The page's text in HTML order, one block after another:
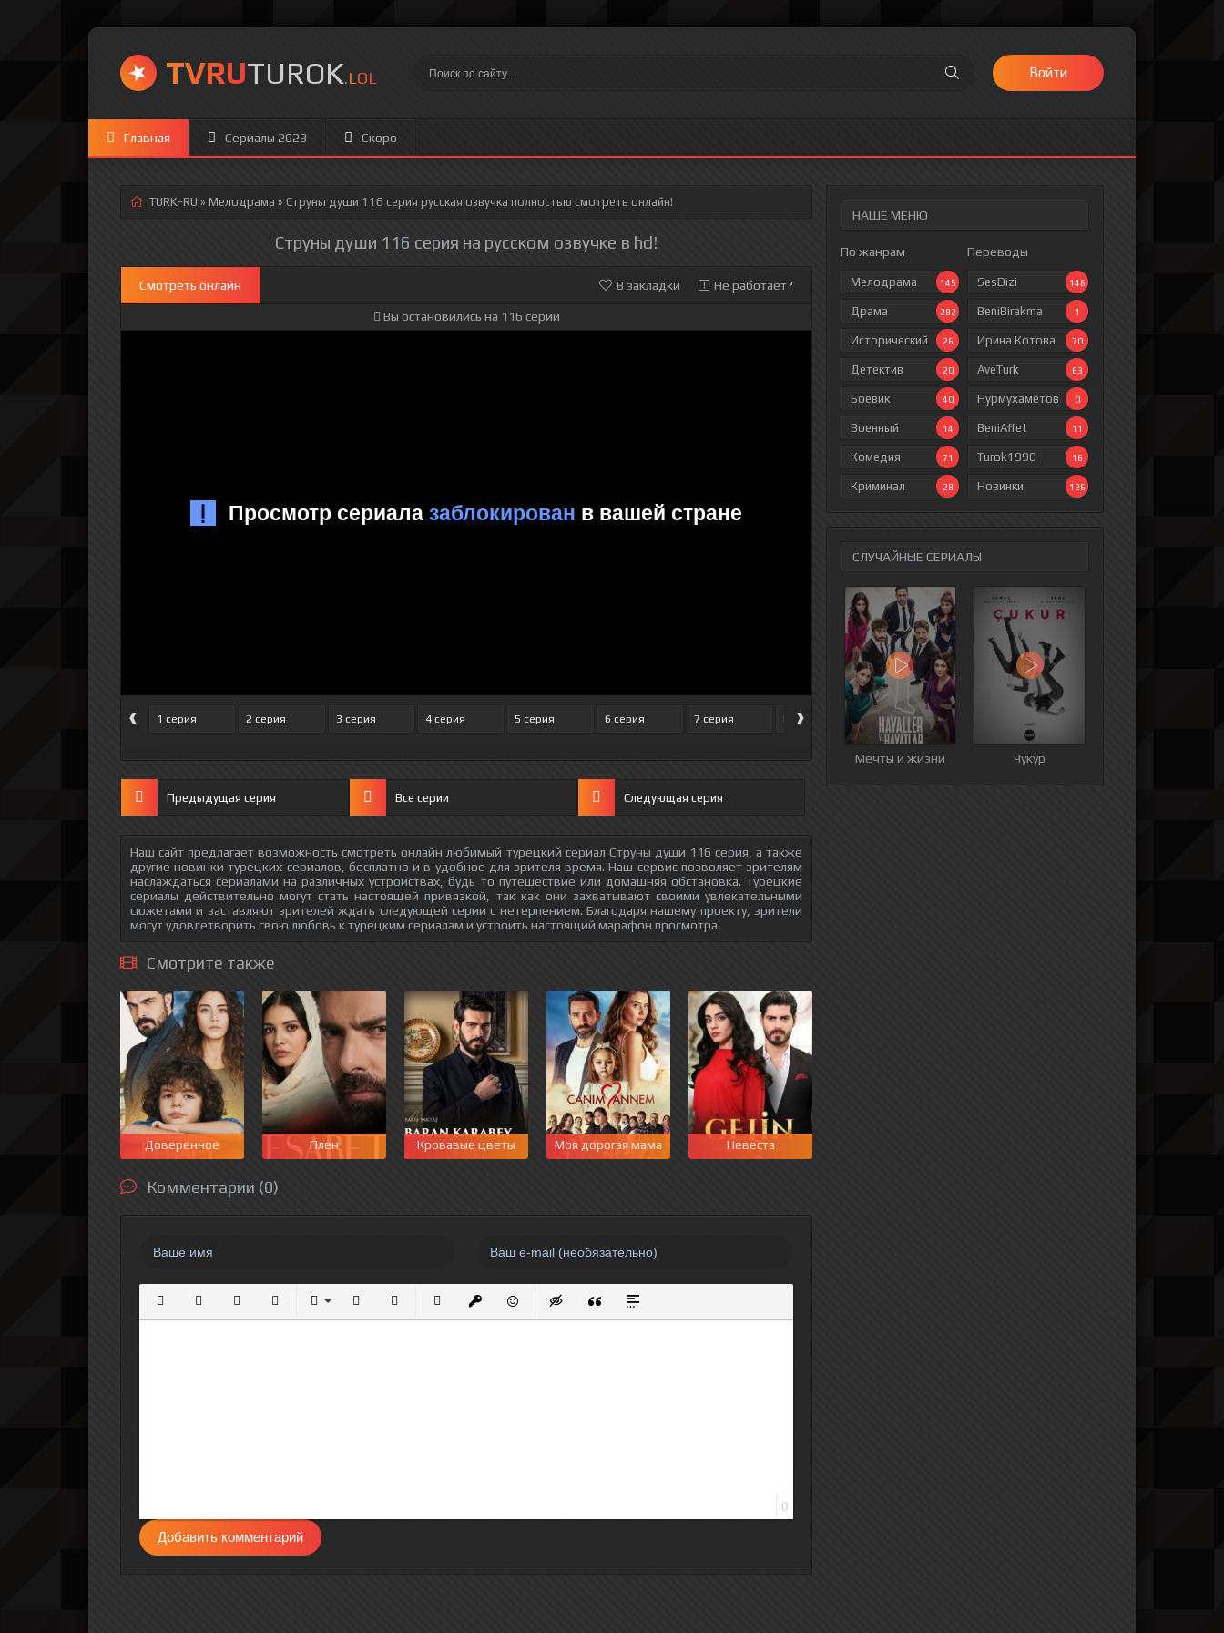
TVRUTUROK.LOL Войти
Главная Сериалы 2023 Скоро
НАШЕ МЕНЮ
По жанрам
Мелодрама 145
Драма 282
Исторический 26
Детектив 20
Боевик 40
Военный 14
Комедия 71
Криминал 28
Переводы
SesDizi 146
BeniBirakma 1
Ирина Котова 70
AveTurk 63
Нурмухаметов 0
BeniAffet 11
Turok1990 16
Новинки 126
СЛУЧАЙНЫЕ СЕРИАЛЫ
Мечты и жизни Чукур
TURK-RU » Мелодрама » Струны души 116 серия русская озвучка полностью смотреть онлайн!
Струны души 116 серия на русском озвучке в hd!
Смотреть онлайн В закладки Не работает?
Вы остановились на 116 серии
‹ 1 серия 2 серия 3 серия 4 серия 5 серия 6 серия 7 серия 8 серия 9 серия 11 серия
›
Предыдущая серия Все серии Следующая серия
Наш сайт предлагает возможность смотреть онлайн любимый турецкий сериал Струны души 116 серия, а также
другие новинки турецких сериалов, бесплатно и в удобное для зрителя время. Наш сервис позволяет зрителям
наслаждаться сериалами на различных устройствах, будь то путешествие или домашняя обстановка. Турецкие
сериалы действительно могут стать настоящей привязкой, так как они захватывают своими увлекательными
сюжетами и заставляют зрителей ждать следующей серии с нетерпением. Благодаря нашему проекту, зрители
могут удовлетворить свою любовь к турецким сериалам и устроить настоящий марафон просмотра.
Смотрите также
Доверенное Плен Кровавые цветы Моя дорогая мама Невеста
Комментарии (0)
Полужирный
КурсивПодчеркнутый
ЗачеркнутыйВыравнивание
Нумерованный список
Маркированный список
Вставить ссылку
Вставить защищенную ссылку
Вставить смайлик
Вставка скрытого текста
Вставка цитаты
Вставка спойлера
0
Добавить комментарий